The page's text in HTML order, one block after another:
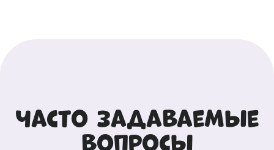
Часто задаваемые
вопросы